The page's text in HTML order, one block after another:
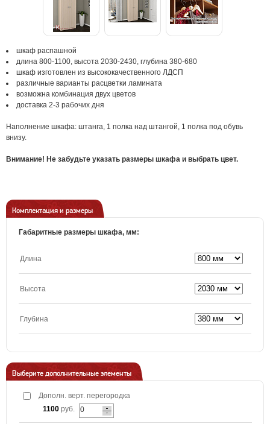
шкаф распашной
длина 800-1100, высота 2030-2430, глубина 380-680
шкаф изготовлен из высококачественного ЛДСП
различные варианты расцветки ламината
возможна комбинация двух цветов
доставка 2-3 рабочих дня
Наполнение шкафа: штанга, 1 полка над штангой, 1 полка под обувь
внизу.
Внимание! Не забудьте указать размеры шкафа и выбрать цвет.
Комплектация и размеры
Габаритные размеры шкафа, мм:
Длина
Высота
Глубина
Выберите дополнительные элементы
Дополн. верт. перегородка
1100 руб.